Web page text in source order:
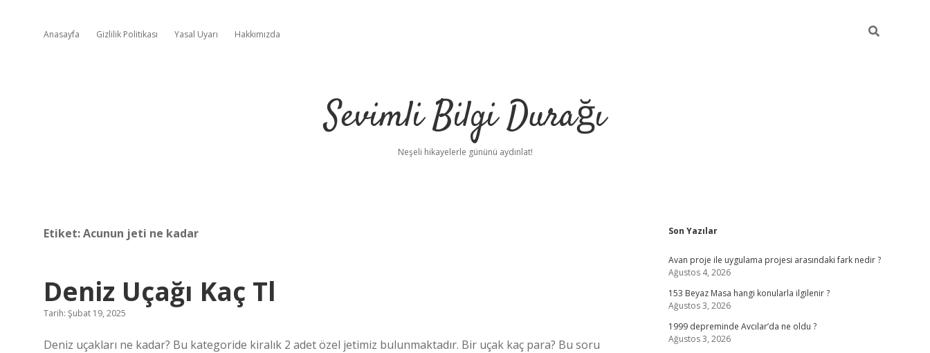
Anasayfa Gizlilik Politikası Yasal Uyarı Hakkımızda
Sevimli Bilgi Durağı
Neşeli hikayelerle gününü aydınlat!
Etiket:Acunun jeti ne kadar
Deniz Uçağı Kaç Tl
Tarih: Şubat 19, 2025
Deniz uçakları ne kadar? Bu kategoride kiralık 2 adet özel jetimiz bulunmaktadır. Bir uçak kaç para? Bu soru
Sidebar
Son Yazılar
Avan proje ile uygulama projesi arasındaki fark nedir ?
Ağustos 4, 2026
153 Beyaz Masa hangi konularla ilgilenir ?
Ağustos 3, 2026
1999 depreminde Avcılar’da ne oldu ?
Ağustos 3, 2026